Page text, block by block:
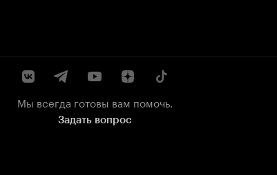
Мы всегда готовы вам помочь.
Задать вопрос